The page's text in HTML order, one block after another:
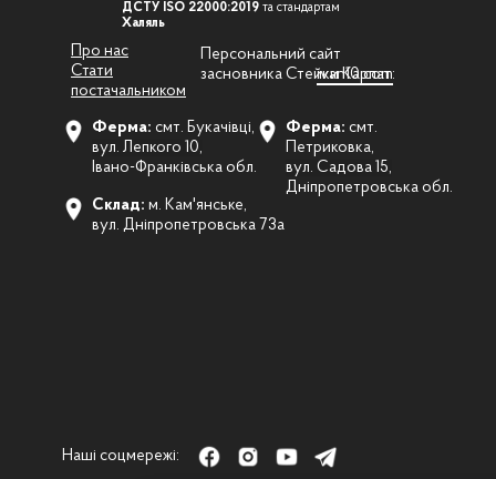
Стати
постачальником
Про нас
Ферма: смт. Букачівці,
вул. Лепкого 10,
Івано-Франківська обл.
Наші соцмережі:
ДСТУ ISO 22000:2019 та стандартам
Халяль
Персональний сайт
засновника Стейки Карпат:
ivan10.com
Склад: м. Кам'янське,
вул. Дніпропетровська 73а
Ферма: смт.
Петриковка,
вул. Садова 15,
Дніпропетровська обл.